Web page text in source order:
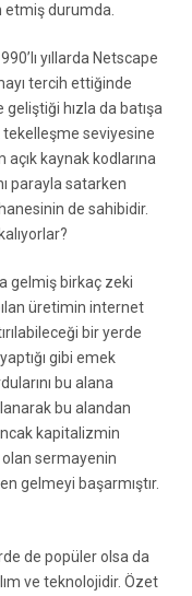
etmiş durumda.
yıllarda Netscape
tercih ettiğinde
geliştiği hızla da batışa
seviyesine
kaynak kodlarına
parayla satarken
de sahibidir.
gelmiş birkaç zeki
üretimin internet
bir yerde
gibi emek
bu alana
bu alandan
kapitalizmin
olan sermayenin
gelmeyi başarmıştır.
de popüler olsa da
ve teknolojidir. Özet